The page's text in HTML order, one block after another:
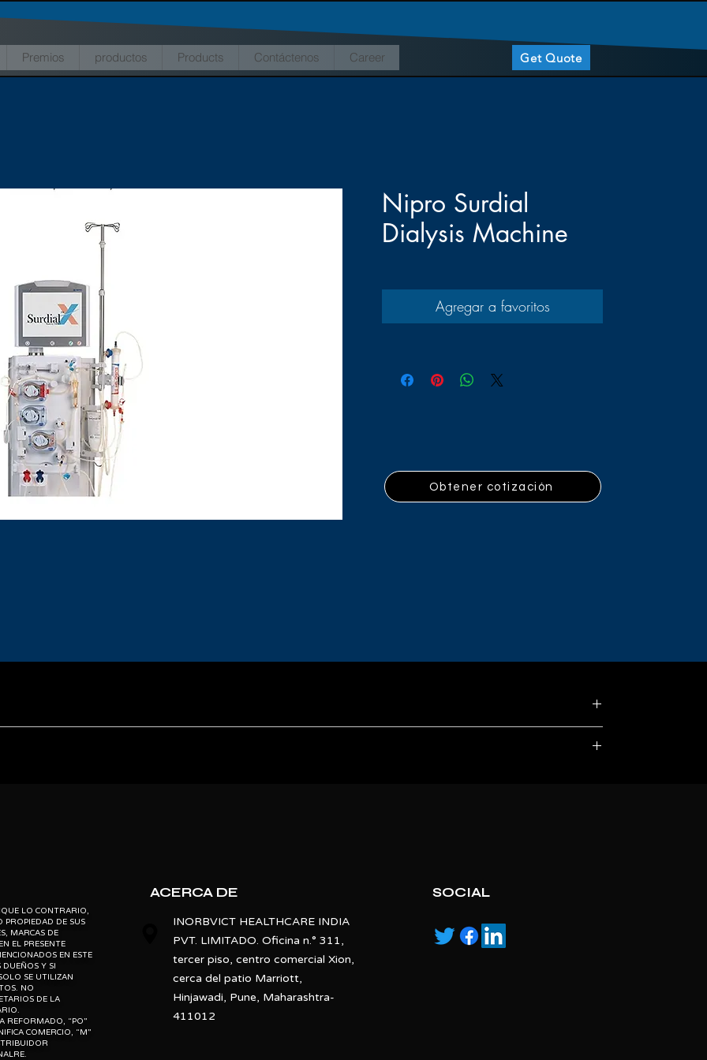
Premios productos Products Contáctenos Career Get Quote
Nipro Surdial
Dialysis Machine
Agregar a favoritos
Automatic
website” are the property of their respective owners and if they appear with the listed products, it is only used for the
claim as association with the mark owners, unless otherwise so specified.
means preowned, “u” means used, “t” means trading, “m” means own manufactured, “ad” means authorised
Obtener cotización
LO CONTRARIO,
PROPIEDAD DE SUS
MARCAS DE
EL PRESENTE
EN ESTE
DUEÑOS Y SI
SE UTILIZAN
NO
DE LA
REFORMADO, “PO”
COMERCIO, “M”
ACERCA DE
INORBVICT HEALTHCARE INDIA
PVT. LIMITADO. Oficina n.° 311,
tercer piso, centro comercial Xion,
cerca del patio Marriott,
Hinjawadi, Pune, Maharashtra-
411012
SOCIAL